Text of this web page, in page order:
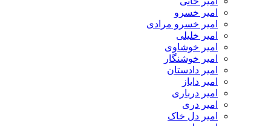
امیر خسرو
امیر خسرو مرادی
امیر خلیلی
امیر خوشاوی
امیر خوشنگار
امیر دادستان
امیر دایاز
امیر درباری
امیر دری
امیر دل خاک